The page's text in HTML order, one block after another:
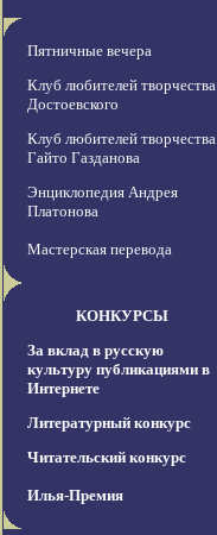
Пятничные вечера
Клуб любителей творчества
Достоевского
Клуб любителей творчества
Гайто Газданова
Энциклопедия Андрея
Платонова
Мастерская перевода
КОНКУРСЫ
За вклад в русскую
культуру публикациями в
Интернете
Литературный конкурс
Читательский конкурс
Илья-Премия